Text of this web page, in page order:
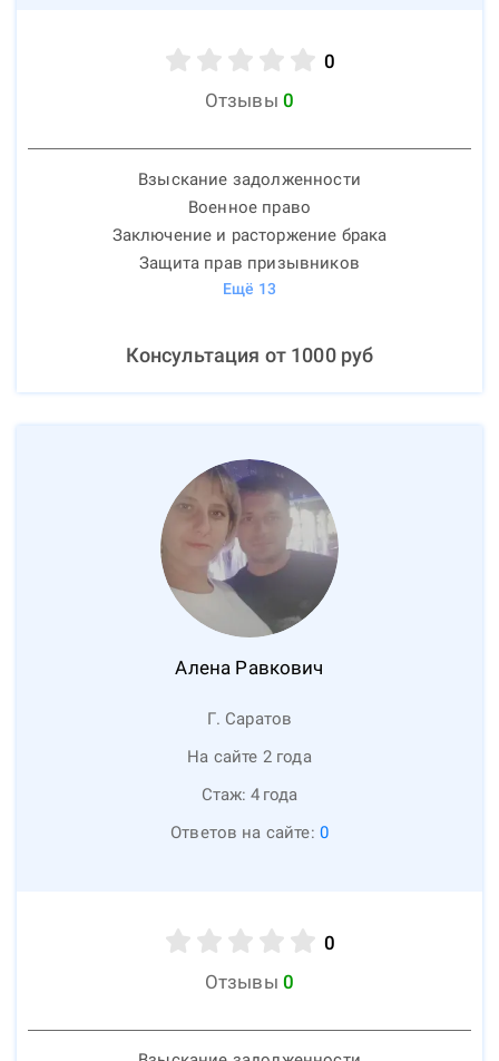
0
Отзывы 0
Взыскание задолженности
Военное право
Заключение и расторжение брака
Защита прав призывников
Ещё 13
Консультация от 1000руб
Алена Равкович
Г. Саратов
На сайте 2 года
Стаж: 4 года
Ответов на сайте: 0
0
Отзывы 0